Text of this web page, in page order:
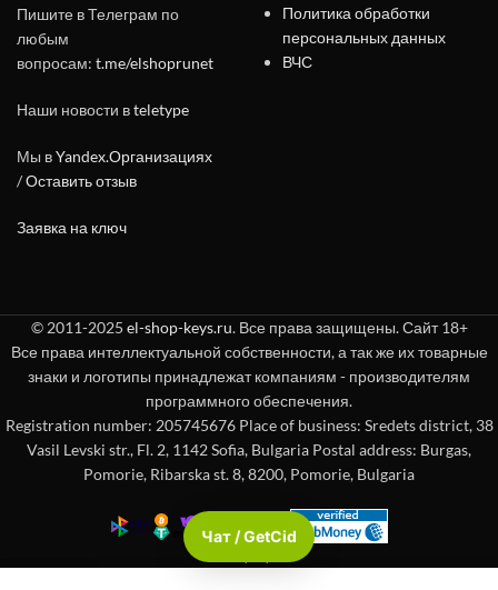
Пишите в Телеграм по
любым
вопросам: t.me/elshoprunet
Наши новости вteletype
Мы вYandex.Организациях
/Оставить отзыв
Заявка на ключ
Политика обработки
персональных данных
ВЧС
© 2011-2025 el-shop-keys.ru. Все права защищены. Сайт 18+
Все права интеллектуальной собственности, а так же их товарные
знаки и логотипы принадлежат компаниям - производителям
программного обеспечения.
Registration number: 205745676 Place of business: Sredets district, 38
Vasil Levski str., Fl. 2, 1142 Sofia, Bulgaria Postal address: Burgas,
Pomorie, Ribarska st. 8, 8200, Pomorie, Bulgaria
Чат / GetCid